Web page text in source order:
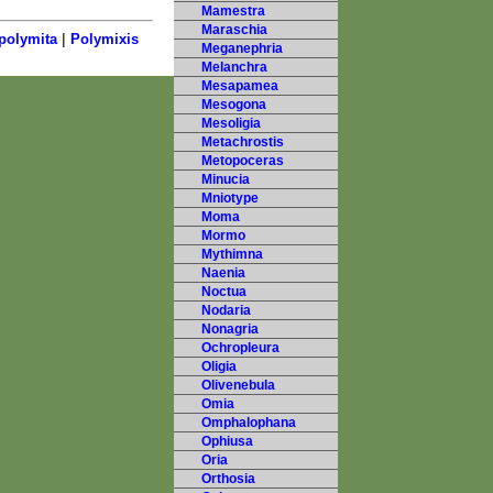
| Polymixis
Mamestra
Maraschia
Meganephria
Melanchra
Mesapamea
Mesogona
Mesoligia
Metachrostis
Metopoceras
Minucia
Mniotype
Moma
Mormo
Mythimna
Naenia
Noctua
Nodaria
Nonagria
Ochropleura
Oligia
Olivenebula
Omia
Omphalophana
Ophiusa
Oria
Orthosia